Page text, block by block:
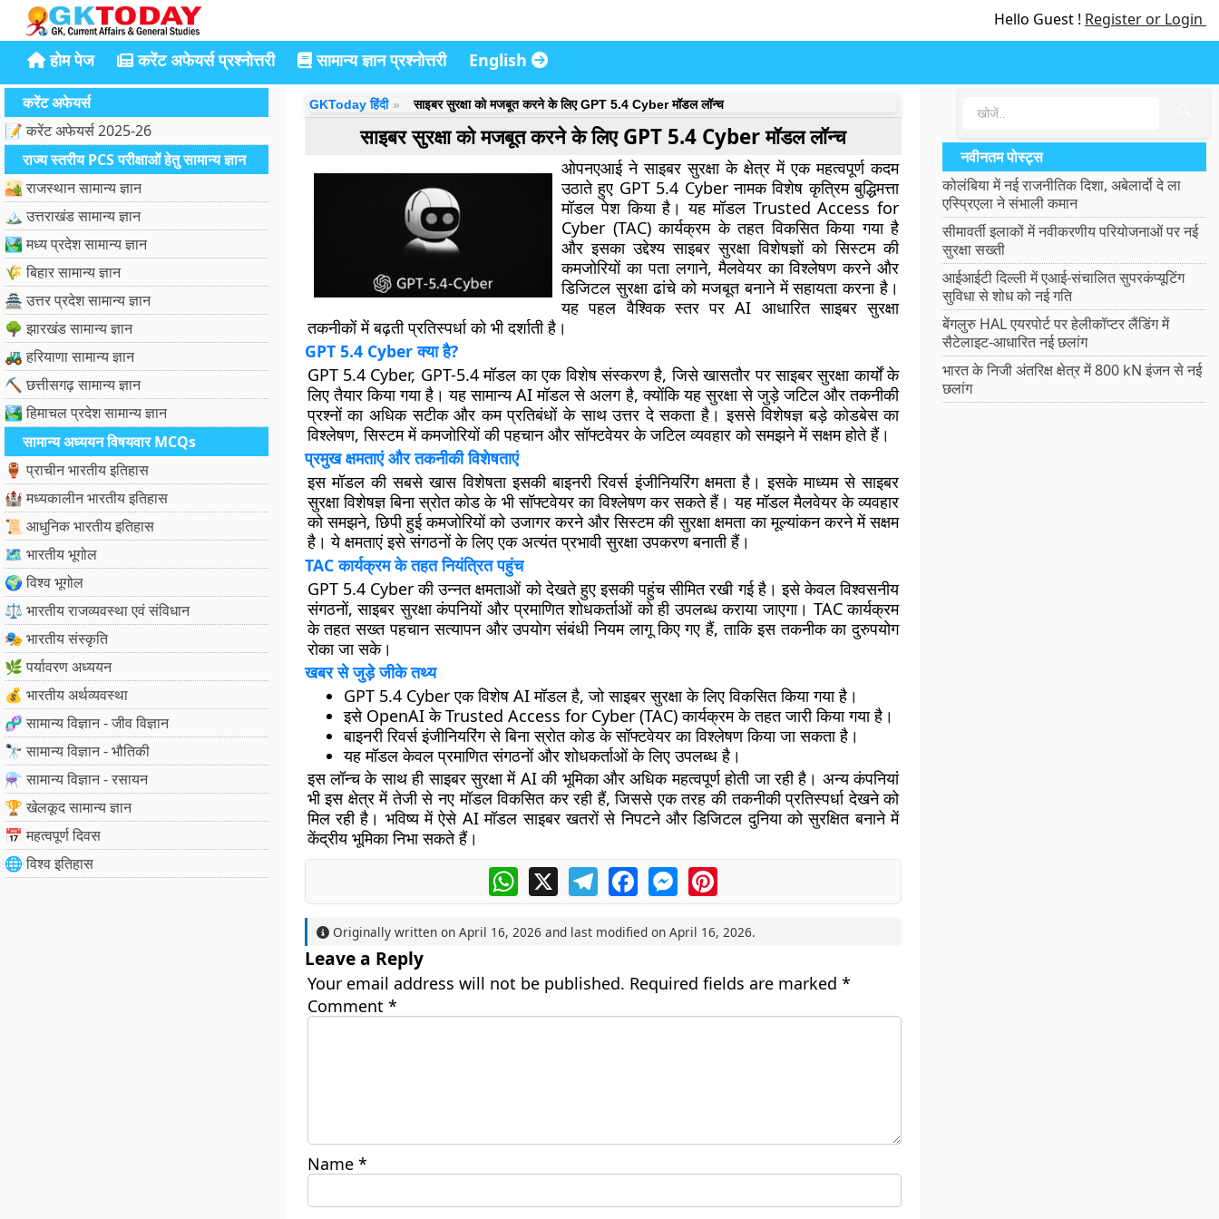
Hello Guest ! Register or Login
होम पेज करेंट अफेयर्स प्रश्नोत्तरी सामान्य ज्ञान प्रश्नोत्तरी English
करेंट अफेयर्स
📝 करेंट अफेयर्स 2025-26
राज्य स्तरीय PCS परीक्षाओं हेतु सामान्य ज्ञान
🏜️ राजस्थान सामान्य ज्ञान
🏔️ उत्तराखंड सामान्य ज्ञान
🏞️ मध्य प्रदेश सामान्य ज्ञान
🌾 बिहार सामान्य ज्ञान
🏯 उत्तर प्रदेश सामान्य ज्ञान
🌳 झारखंड सामान्य ज्ञान
🚜 हरियाणा सामान्य ज्ञान
⛏️ छत्तीसगढ़ सामान्य ज्ञान
🏞️ हिमाचल प्रदेश सामान्य ज्ञान
सामान्य अध्ययन विषयवार MCQs
🏺 प्राचीन भारतीय इतिहास
🏰 मध्यकालीन भारतीय इतिहास
📜 आधुनिक भारतीय इतिहास
🗺️ भारतीय भूगोल
🌍 विश्व भूगोल
⚖️ भारतीय राजव्यवस्था एवं संविधान
🎭 भारतीय संस्कृति
🌿 पर्यावरण अध्ययन
💰 भारतीय अर्थव्यवस्था
🧬 सामान्य विज्ञान - जीव विज्ञान
🔭 सामान्य विज्ञान - भौतिकी
⚗️ सामान्य विज्ञान - रसायन
🏆 खेलकूद सामान्य ज्ञान
📅 महत्वपूर्ण दिवस
🌐 विश्व इतिहास
GKToday हिंदी साइबर सुरक्षा को मजबूत करने के लिए GPT 5.4 Cyber मॉडल लॉन्च
साइबर सुरक्षा को मजबूत करने के लिए GPT 5.4 Cyber मॉडल लॉन्च
ओपनएआई ने साइबर सुरक्षा के क्षेत्र में एक महत्वपूर्ण कदम
उठाते हुए GPT 5.4 Cyber नामक विशेष कृत्रिम बुद्धिमत्ता
मॉडल पेश किया है। यह मॉडल Trusted Access for
Cyber (TAC) कार्यक्रम के तहत विकसित किया गया है
और इसका उद्देश्य साइबर सुरक्षा विशेषज्ञों को सिस्टम की
कमजोरियों का पता लगाने, मैलवेयर का विश्लेषण करने और
डिजिटल सुरक्षा ढांचे को मजबूत बनाने में सहायता करना है।
यह पहल वैश्विक स्तर पर AI आधारित साइबर सुरक्षा
तकनीकों में बढ़ती प्रतिस्पर्धा को भी दर्शाती है।
GPT 5.4 Cyber क्या है?
GPT 5.4 Cyber, GPT-5.4 मॉडल का एक विशेष संस्करण है, जिसे खासतौर पर साइबर सुरक्षा कार्यों के
लिए तैयार किया गया है। यह सामान्य AI मॉडल से अलग है, क्योंकि यह सुरक्षा से जुड़े जटिल और तकनीकी
प्रश्नों का अधिक सटीक और कम प्रतिबंधों के साथ उत्तर दे सकता है। इससे विशेषज्ञ बड़े कोडबेस का
विश्लेषण, सिस्टम में कमजोरियों की पहचान और सॉफ्टवेयर के जटिल व्यवहार को समझने में सक्षम होते हैं।
प्रमुख क्षमताएं और तकनीकी विशेषताएं
इस मॉडल की सबसे खास विशेषता इसकी बाइनरी रिवर्स इंजीनियरिंग क्षमता है। इसके माध्यम से साइबर
सुरक्षा विशेषज्ञ बिना स्रोत कोड के भी सॉफ्टवेयर का विश्लेषण कर सकते हैं। यह मॉडल मैलवेयर के व्यवहार
को समझने, छिपी हुई कमजोरियों को उजागर करने और सिस्टम की सुरक्षा क्षमता का मूल्यांकन करने में सक्षम
है। ये क्षमताएं इसे संगठनों के लिए एक अत्यंत प्रभावी सुरक्षा उपकरण बनाती हैं।
TAC कार्यक्रम के तहत नियंत्रित पहुंच
GPT 5.4 Cyber की उन्नत क्षमताओं को देखते हुए इसकी पहुंच सीमित रखी गई है। इसे केवल विश्वसनीय
संगठनों, साइबर सुरक्षा कंपनियों और प्रमाणित शोधकर्ताओं को ही उपलब्ध कराया जाएगा। TAC कार्यक्रम
के तहत सख्त पहचान सत्यापन और उपयोग संबंधी नियम लागू किए गए हैं, ताकि इस तकनीक का दुरुपयोग
रोका जा सके।
खबर से जुड़े जीके तथ्य
GPT 5.4 Cyber एक विशेष AI मॉडल है, जो साइबर सुरक्षा के लिए विकसित किया गया है।
इसे OpenAI के Trusted Access for Cyber (TAC) कार्यक्रम के तहत जारी किया गया है।
बाइनरी रिवर्स इंजीनियरिंग से बिना स्रोत कोड के सॉफ्टवेयर का विश्लेषण किया जा सकता है।
यह मॉडल केवल प्रमाणित संगठनों और शोधकर्ताओं के लिए उपलब्ध है।
इस लॉन्च के साथ ही साइबर सुरक्षा में AI की भूमिका और अधिक महत्वपूर्ण होती जा रही है। अन्य कंपनियां
भी इस क्षेत्र में तेजी से नए मॉडल विकसित कर रही हैं, जिससे एक तरह की तकनीकी प्रतिस्पर्धा देखने को
मिल रही है। भविष्य में ऐसे AI मॉडल साइबर खतरों से निपटने और डिजिटल दुनिया को सुरक्षित बनाने में
केंद्रीय भूमिका निभा सकते हैं।
WhatsApp
X TelegramFacebookMessengerPinterest
Originally written on April 16, 2026 and last modified on April 16, 2026.
Leave a Reply
Your email address will not be published. Required fields are marked *
Comment *
Name *
नवीनतम पोस्ट्स
कोलंबिया में नई राजनीतिक दिशा, अबेलार्दो दे ला
एस्प्रिएला ने संभाली कमान
सीमावर्ती इलाकों में नवीकरणीय परियोजनाओं पर नई
सुरक्षा सख्ती
आईआईटी दिल्ली में एआई-संचालित सुपरकंप्यूटिंग
सुविधा से शोध को नई गति
बेंगलुरु HAL एयरपोर्ट पर हेलीकॉप्टर लैंडिंग में
सैटेलाइट-आधारित नई छलांग
भारत के निजी अंतरिक्ष क्षेत्र में 800 kN इंजन से नई
छलांग